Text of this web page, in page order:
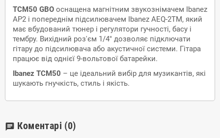
TCM50 GBO оснащена магнітним звукознімачем Ibanez
AP2 і попереднім підсилювачем Ibanez AEQ-2TM, який
має вбудований тюнер і регулятори гучності, басу і
тембру. Вихідний роз'єм 1/4" дозволяє підключати
гітару до підсилювача або акустичної системи. Гітара
працює від однієї 9-вольтової батарейки.
Ibanez TCM50 – це ідеальний вибір для музикантів, які
шукають гнучкість, стиль і якість.
chat Коментарі (0)